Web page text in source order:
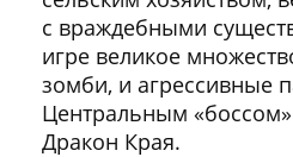
с враждебными
игре великое
зомби, и агрессивные
Центральным
Дракон Края.